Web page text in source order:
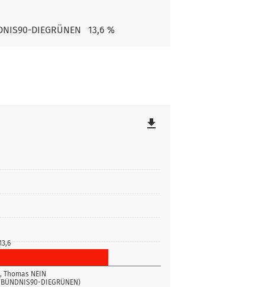
DIEGRÜNEN
13,6 %
Thomas NEIN
DIEGRÜNEN)
file_download